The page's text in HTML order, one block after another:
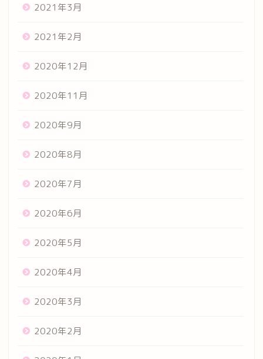
2021年3月
2021年2月
2020年12月
2020年11月
2020年9月
2020年8月
2020年7月
2020年6月
2020年5月
2020年4月
2020年3月
2020年2月